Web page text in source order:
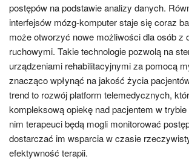
postępów na podstawie analizy danych.
interfejsów mózg-komputer staje się coraz
może otworzyć nowe możliwości dla osób z
ruchowymi. Takie technologie pozwolą na
urządzeniami rehabilitacyjnymi za pomocą
znacząco wpłynąć na jakość życia
trend to rozwój platform telemedycznych,
kompleksową opiekę nad pacjentem w
nim terapeuci będą mogli monitorować
dostarczać im wsparcia w czasie
efektywność terapii.